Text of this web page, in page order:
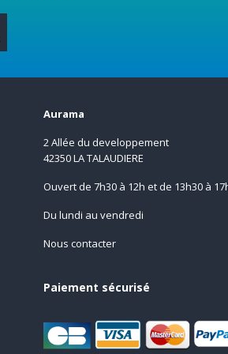
Aurama
2 Allée du developpement
42350 LA TALAUDIERE
Ouvert de 7h30 à 12h et de 13h30 à
Du lundi au vendredi
Nous contacter
Paiement sécurisé